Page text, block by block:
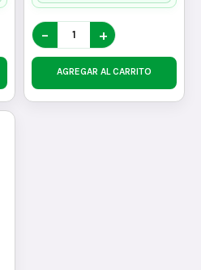
− +
AGREGAR AL CARRITO